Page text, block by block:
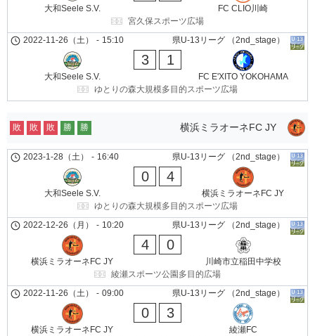
大和Seele S.V.
FC CLIO川崎
宮久保スポーツ広場
県U-13リーグ （2nd_stage）
2022-11-26（土） - 15:10
大和Seele S.V.
3 1
FC E'XITO YOKOHAMA
ゆとりの森大規模多目的スポーツ広場
横浜ミラオーネFC JY
敗 敗 敗 勝 勝
県U-13リーグ （2nd_stage）
2023-1-28（土） - 16:40
大和Seele S.V.
0 4
横浜ミラオーネFC JY
ゆとりの森大規模多目的スポーツ広場
県U-13リーグ （2nd_stage）
2022-12-26（月） - 10:20
横浜ミラオーネFC JY
4 0
川崎市立稲田中学校
綾瀬スポーツ公園多目的広場
県U-13リーグ （2nd_stage）
2022-11-26（土） - 09:00
横浜ミラオーネFC JY
0 3
綾瀬FC